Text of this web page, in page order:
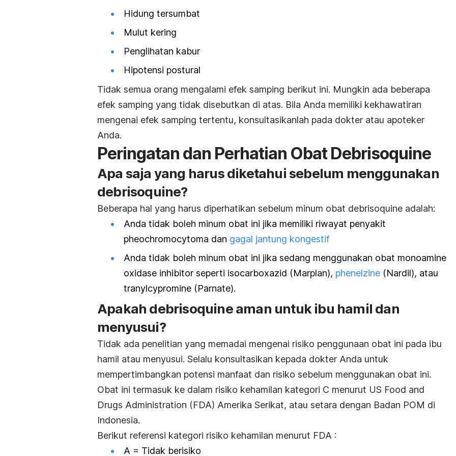
Hidung tersumbat
Mulut kering
Penglihatan kabur
Hipotensi postural
Tidak semua orang mengalami efek samping berikut ini. Mungkin ada beberapa
efek samping yang tidak disebutkan di atas. Bila Anda memiliki kekhawatiran
mengenai efek samping tertentu, konsultasikanlah pada dokter atau apoteker
Anda.
Peringatan dan Perhatian Obat Debrisoquine
Apa saja yang harus diketahui sebelum menggunakan
debrisoquine?
Beberapa hal yang harus diperhatikan sebelum minum obat debrisoquine adalah:
Anda tidak boleh minum obat ini jika memiliki riwayat penyakit
pheochromocytoma dan gagal jantung kongestif
Anda tidak boleh minum obat ini jika sedang menggunakan obat monoamine
oxidase inhibitor seperti isocarboxazid (Marplan), phenelzine (Nardil), atau
tranylcypromine (Parnate).
Apakah debrisoquine aman untuk ibu hamil dan
menyusui?
Tidak ada penelitian yang memadai mengenai risiko penggunaan obat ini pada ibu
hamil atau menyusui. Selalu konsultasikan kepada dokter Anda untuk
mempertimbangkan potensi manfaat dan risiko sebelum menggunakan obat ini.
Obat ini termasuk ke dalam risiko kehamilan kategori C menurut US Food and
Drugs Administration (FDA) Amerika Serikat, atau setara dengan Badan POM di
Indonesia.
Berikut referensi kategori risiko kehamilan menurut FDA :
A = Tidak berisiko